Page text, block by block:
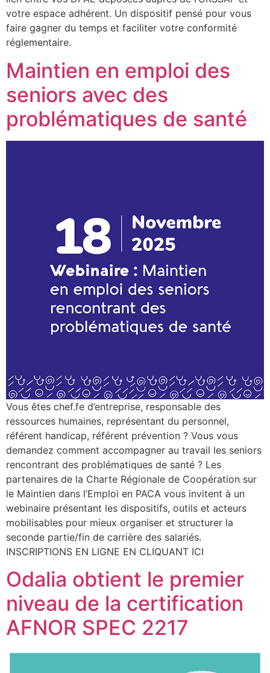
votre espace adhérent. Un dispositif pensé pour vous
faire gagner du temps et faciliter votre conformité
réglementaire.
Maintien en emploi des
seniors avec des
problématiques de santé
Vous êtes chef.fe d’entreprise, responsable des
ressources humaines, représentant du personnel,
référent handicap, référent prévention ? Vous vous
demandez comment accompagner au travail les seniors
rencontrant des problématiques de santé ? Les
partenaires de la Charte Régionale de Coopération sur
le Maintien dans l’Emploi en PACA vous invitent à un
webinaire présentant les dispositifs, outils et acteurs
mobilisables pour mieux organiser et structurer la
seconde partie/fin de carrière des salariés.
INSCRIPTIONS EN LIGNE EN CLIQUANT ICI
Odalia obtient le premier
niveau de la certification
AFNOR SPEC 2217